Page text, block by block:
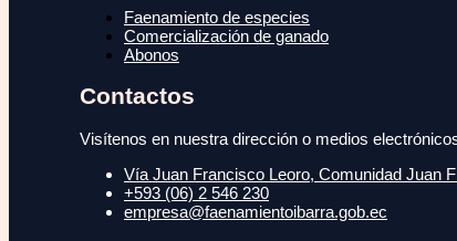
Faenamiento de especies
Comercialización de ganado
Abonos
Contactos
Visítenos en nuestra dirección o medios
Vía Juan Francisco Leoro, Comunidad Juan
+593 (06) 2 546 230
empresa@faenamientoibarra.gob.ec